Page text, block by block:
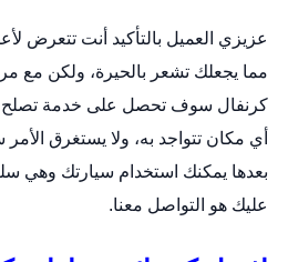
عزيزي العميل بالتأكيد أنت تتعرض
مما يجعلك تشعر بالحيرة، ولكن مع
كرنفال سوف تحصل على خدمة تصلح
أي مكان تتواجد به، ولا يستغرق
بعدها يمكنك استخدام سيارتك وهي
عليك هو التواصل معنا.